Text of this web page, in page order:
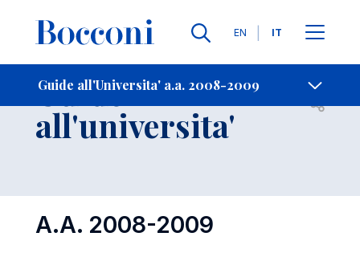
Lingue
EN IT
Guide all'Universita' a.a. 2008-2009
-
Guide
all'universita' Open
A.A. 2008-2009